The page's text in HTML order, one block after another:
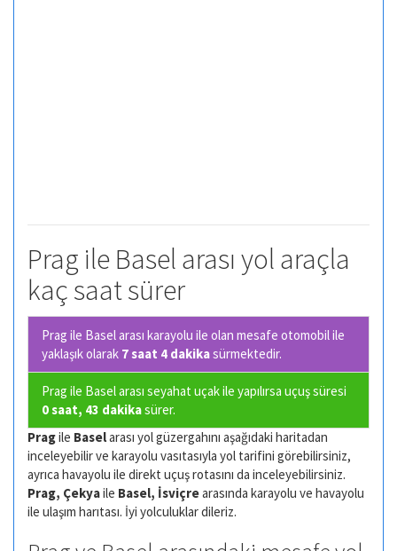
Prag ile Basel arası yol araçla
kaç saat sürer
Prag ile Basel arası karayolu ile olan mesafe otomobil ile
yaklaşık olarak 7 saat 4 dakikasürmektedir.
Prag ile Basel arası seyahat uçak ile yapılırsa uçuş süresi
0 saat, 43 dakikasürer.
Pragile Baselarası yol güzergahını aşağıdaki haritadan
inceleyebilir ve karayolu vasıtasıyla yol tarifini görebilirsiniz,
ayrıca havayolu ile direkt uçuş rotasını da inceleyebilirsiniz.
Prag, Çekyaile Basel, İsviçrearasında karayolu ve havayolu
ile ulaşım harıtası. İyi yolculuklar dileriz.